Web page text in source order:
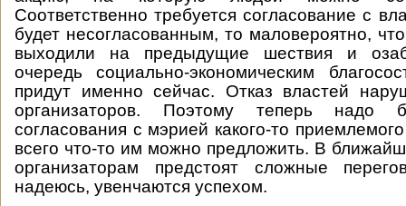
Соответственно требуется согласование с
будет несогласованным, то маловероятно,
выходили на предыдущие шествия и
очередь социально-экономическим
придут именно сейчас. Отказ властей
организаторов. Поэтому теперь надо
согласования с мэрией какого-то
всего что-то им можно предложить. В
организаторам предстоят сложные
надеюсь, увенчаются успехом.